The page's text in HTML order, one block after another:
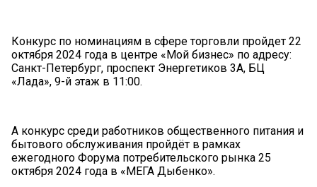
Конкурс по номинациям в сфере торговли пройдет 22
октября 2024 года в центре «Мой бизнес» по адресу:
Санкт-Петербург, проспект Энергетиков 3А, БЦ
«Лада», 9-й этаж в 11:00.
А конкурс среди работников общественного питания и
бытового обслуживания пройдёт в рамках
ежегодного Форума потребительского рынка 25
октября 2024 года в «МЕГА Дыбенко».